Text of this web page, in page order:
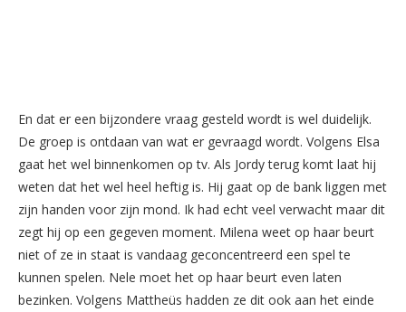
En dat er een bijzondere vraag gesteld wordt is wel duidelijk.
De groep is ontdaan van wat er gevraagd wordt. Volgens Elsa
gaat het wel binnenkomen op tv. Als Jordy terug komt laat hij
weten dat het wel heel heftig is. Hij gaat op de bank liggen met
zijn handen voor zijn mond. Ik had echt veel verwacht maar dit
zegt hij op een gegeven moment. Milena weet op haar beurt
niet of ze in staat is vandaag geconcentreerd een spel te
kunnen spelen. Nele moet het op haar beurt even laten
bezinken. Volgens Mattheüs hadden ze dit ook aan het einde